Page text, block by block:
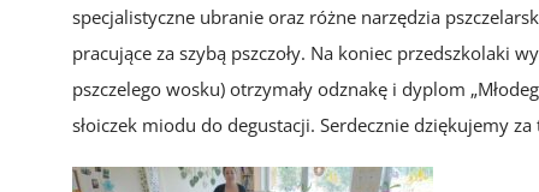
specjalistyczne ubranie oraz różne narzędzia
pracujące za szybą pszczoły. Na koniec przedszkolaki
pszczelego wosku) otrzymały odznakę i dyplom
słoiczek miodu do degustacji. Serdecznie dziękujemy za